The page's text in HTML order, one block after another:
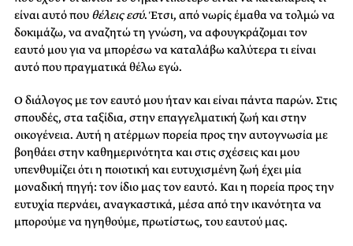
είναι αυτό που θέλεις εσύ. Έτσι, από νωρίς έμαθα να τολμώ να
δοκιμάζω, να αναζητώ τη γνώση, να αφουγκράζομαι τον
εαυτό μου για να μπορέσω να καταλάβω καλύτερα τι είναι
αυτό που πραγματικά θέλω εγώ.
Ο διάλογος με τον εαυτό μου ήταν και είναι πάντα παρών. Στις
σπουδές, στα ταξίδια, στην επαγγελματική ζωή και στην
οικογένεια. Αυτή η ατέρμων πορεία προς την αυτογνωσία με
βοηθάει στην καθημερινότητα και στις σχέσεις και μου
υπενθυμίζει ότι η ποιοτική και ευτυχισμένη ζωή έχει μία
μοναδική πηγή: τον ίδιο μας τον εαυτό. Και η πορεία προς την
ευτυχία περνάει, αναγκαστικά, μέσα από την ικανότητα να
μπορούμε να ηγηθούμε, πρωτίστως, του εαυτού μας.